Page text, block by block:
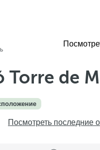
и видео
Torre de
Посмотреть последние